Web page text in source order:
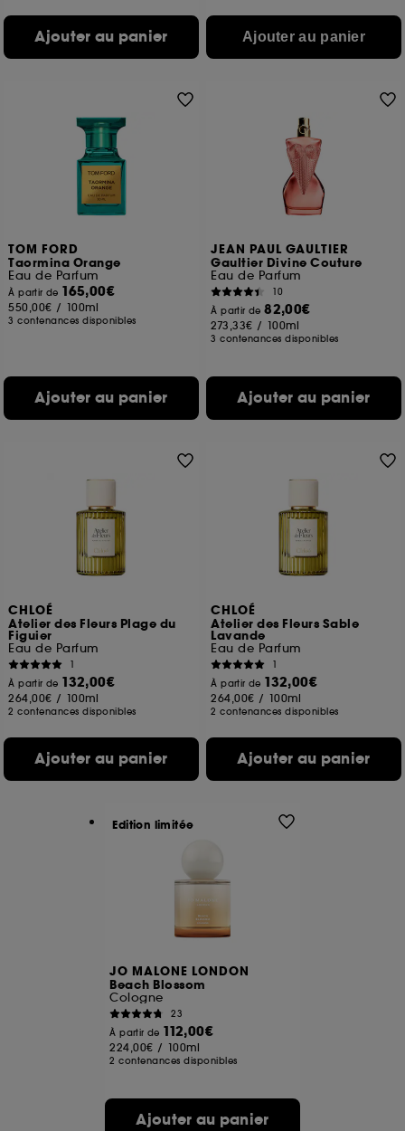
Ajouter au panier Ajouter au panier
TOM FORD
Taormina Orange
Eau de Parfum
À partir de 165,00€
550,00€ / 100ml
3 contenances disponibles
Ajouter au panier
JEAN PAUL GAULTIER
Gaultier Divine Couture
Eau de Parfum
10
À partir de82,00€
273,33€ / 100ml
3 contenances disponibles
Ajouter au panier
CHLOÉ
Atelier des Fleurs Plage du
Figuier
Eau de Parfum
1
À partir de 132,00€
264,00€ / 100ml
2 contenances disponibles
Ajouter au panier
CHLOÉ
Atelier des Fleurs Sable
Lavande
Eau de Parfum
1
À partir de 132,00€
264,00€ / 100ml
2 contenances disponibles
Ajouter au panier
JO MALONE LONDON
Beach Blossom
Cologne
23
À partir de 112,00€
224,00€ / 100ml
2 contenances disponibles
Ajouter au panier
Edition limitée